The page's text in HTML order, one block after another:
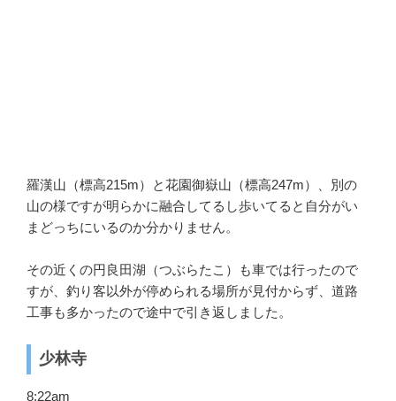
羅漢山（標高215m）と花園御嶽山（標高247m）、別の
山の様ですが明らかに融合してるし歩いてると自分がい
まどっちにいるのか分かりません。
その近くの円良田湖（つぶらたこ）も車では行ったので
すが、釣り客以外が停められる場所が見付からず、道路
工事も多かったので途中で引き返しました。
少林寺
8:22am